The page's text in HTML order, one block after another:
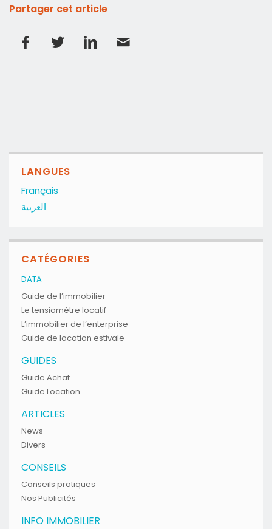
Partager cet article
LANGUES
Français
العربية
CATÉGORIES
DATA
Guide de l’immobilier
Le tensiomètre locatif
L’immobilier de l’enterprise
Guide de location estivale
GUIDES
Guide Achat
Guide Location
ARTICLES
News
Divers
CONSEILS
Conseils pratiques
Nos Publicités
INFO IMMOBILIER